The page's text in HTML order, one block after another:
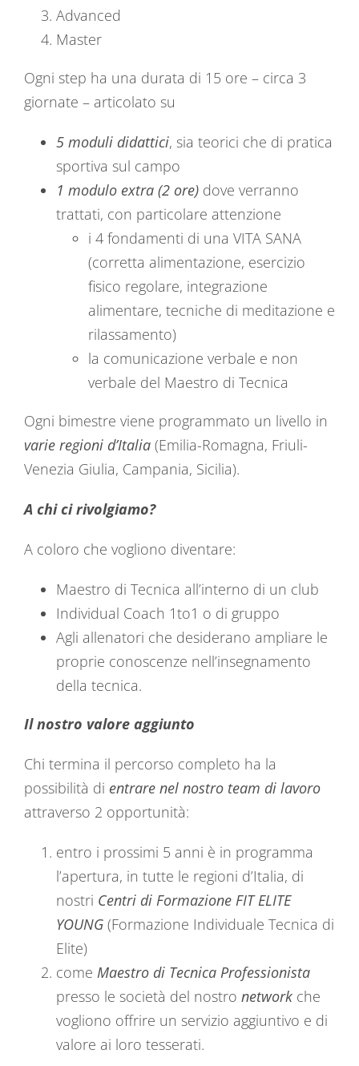
Advanced
Master
Ogni step ha una durata di 15 ore – circa 3
giornate – articolato su
5 moduli didattici, sia teorici che di pratica
sportiva sul campo
1 modulo extra (2 ore) dove verranno
trattati, con particolare attenzione
i 4 fondamenti di una VITA SANA
(corretta alimentazione, esercizio
fisico regolare, integrazione
alimentare, tecniche di meditazione e
rilassamento)
la comunicazione verbale e non
verbale del Maestro di Tecnica
Ogni bimestre viene programmato un livello in
varie regioni d’Italia (Emilia-Romagna, Friuli-
Venezia Giulia, Campania, Sicilia).
A chi ci rivolgiamo?
A coloro che vogliono diventare:
Maestro di Tecnica all’interno di un club
Individual Coach 1to1 o di gruppo
Agli allenatori che desiderano ampliare le
proprie conoscenze nell’insegnamento
della tecnica.
Il nostro valore aggiunto
Chi termina il percorso completo ha la
possibilità di entrare nel nostro team di lavoro
attraverso 2 opportunità:
entro i prossimi 5 anni è in programma
l’apertura, in tutte le regioni d’Italia, di
nostri Centri di Formazione FIT ELITE
YOUNG (Formazione Individuale Tecnica di
Elite)
come Maestro di Tecnica Professionista
presso le società del nostro network che
vogliono offrire un servizio aggiuntivo e di
valore ai loro tesserati.